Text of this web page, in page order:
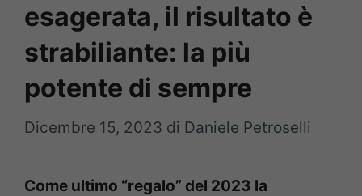
esagerata, il risultato è
strabiliante: la più
potente di sempre
Dicembre 15, 2023 di Daniele Petroselli
Come ultimo “regalo” del 2023 la